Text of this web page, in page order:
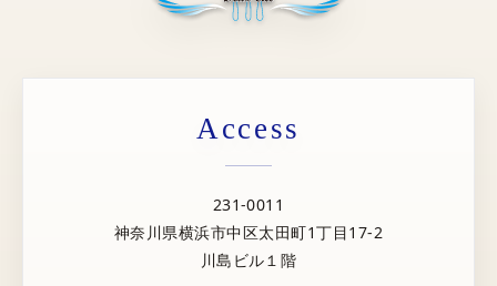
Access
231-0011
神奈川県横浜市中区太田町1丁目17-2
川島ビル１階